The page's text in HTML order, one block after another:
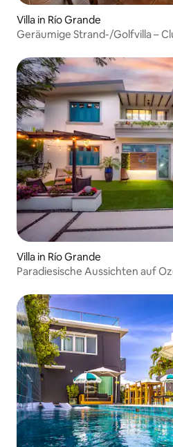
Villa in Río Grande
Geräumige Strand-/Golfvilla –
Villa in Río Grande
Paradiesische Aussichten auf